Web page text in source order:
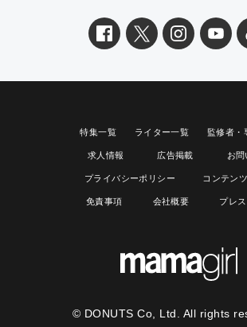
特集一覧 ライター一覧 監修者・
求人情報 広告掲載 お
プライバシーポリシー コンテン
免責事項 会社概要 プレ
© DONUTS Co, Ltd. All rights